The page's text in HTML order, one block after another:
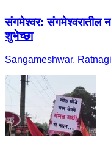
संगमेश्वर: संगमेश्वरातील
शुभेच्छा
Sangameshwar,